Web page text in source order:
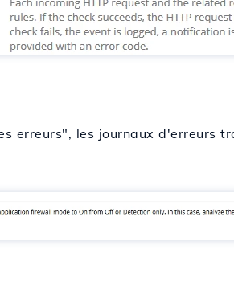
erreurs", les journaux d'erreurs